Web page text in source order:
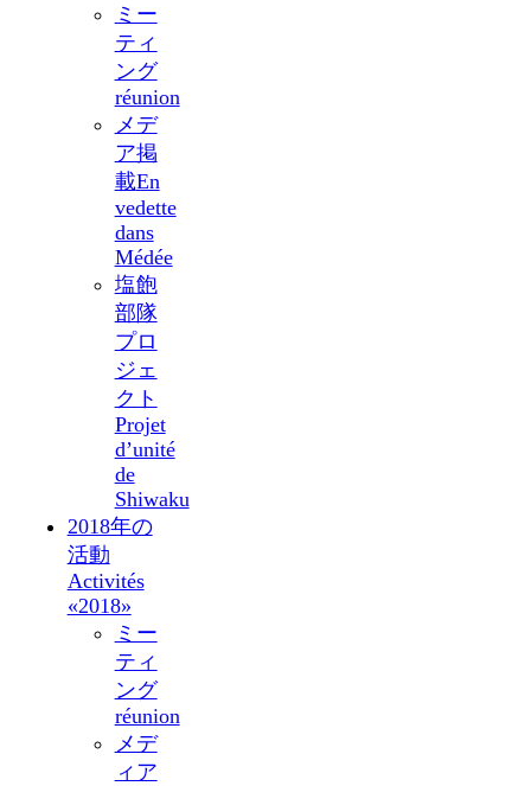
ミー
ティ
ング
réunion
メデ
ア掲
載En
vedette
dans
Médée
塩飽
部隊
プロ
ジェ
クト
Projet
d’unité
de
Shiwaku
2018年の
活動
Activités
«2018»
ミー
ティ
ング
réunion
メデ
ィア